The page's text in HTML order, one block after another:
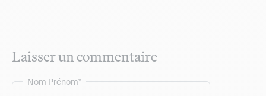
Laisser un commentaire
Nom Prénom*